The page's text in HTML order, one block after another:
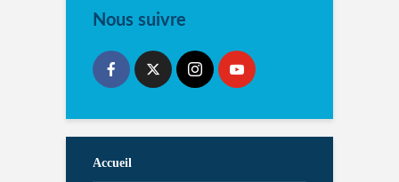
Nous suivre
Accueil